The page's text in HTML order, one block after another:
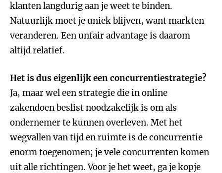
klanten langdurig aan je weet te binden.
Natuurlijk moet je uniek blijven, want markten
veranderen. Een unfair advantage is daarom
altijd relatief.
Het is dus eigenlijk een concurrentiestrategie?
Ja, maar wel een strategie die in online
zakendoen beslist noodzakelijk is om als
ondernemer te kunnen overleven. Met het
wegvallen van tijd en ruimte is de concurrentie
enorm toegenomen; je vele concurrenten komen
uit alle richtingen. Voor je het weet, ga je kopje